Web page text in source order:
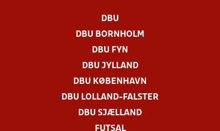
DBU
DBU BORNHOLM
DBU FYN
DBU JYLLAND
DBU KØBENHAVN
DBU LOLLAND-FALSTER
DBU SJÆLLAND
FUTSAL